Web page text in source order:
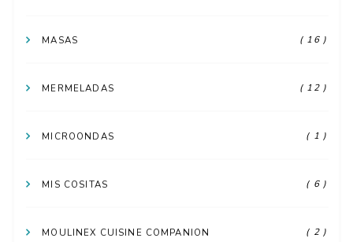
MASAS ( 16 )
MERMELADAS ( 12 )
MICROONDAS ( 1 )
MIS COSITAS ( 6 )
MOULINEX CUISINE COMPANION ( 2 )